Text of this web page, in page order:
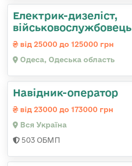
Електрик-дизеліст,
військовослужбовець
від 25000 до 125000 грн
Одеса, Одеська область
Навідник-оператор
від 23000 до 173000 грн
Вся Україна
503 ОБМП